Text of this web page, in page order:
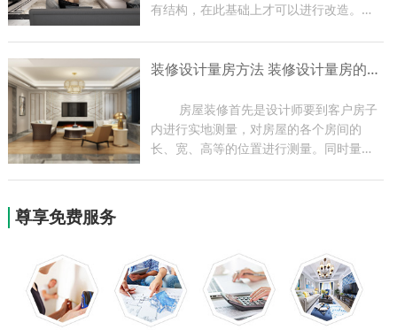
有结构，在此基础上才可以进行改造。两
要比改造之前有进步。下面小编带大家了装修设计量房方法 装修设计量房的作用
	房屋装修首先是设计师要到客户房子
内进行实地测量，对房屋的各个房间的
长、宽、高等的位置进行测量。同时量房
尊享免费服务